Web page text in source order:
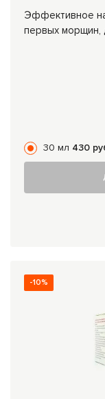
Эффективное
первых морщин,
30 мл 430
-10%